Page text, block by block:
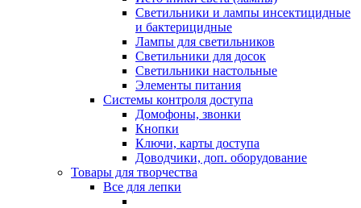
Светильники и лампы инсектицидные
и бактерицидные
Лампы для светильников
Светильники для досок
Светильники настольные
Элементы питания
Системы контроля доступа
Домофоны, звонки
Кнопки
Ключи, карты доступа
Доводчики, доп. оборудование
Товары для творчества
Все для лепки